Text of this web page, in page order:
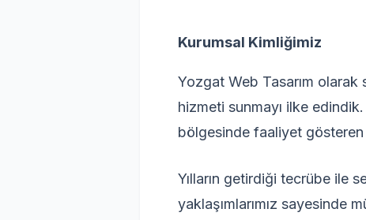
Kurumsal Kimliğimiz
Yozgat Web Tasarım
hizmeti sunmayı ilke
bölgesinde faaliyet gösteren
Yılların getirdiği tecrübe ile
yaklaşımlarımız sayesinde